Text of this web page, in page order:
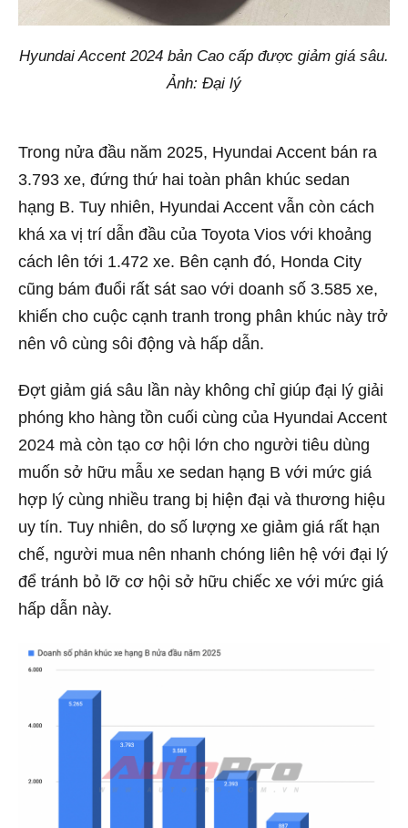
Hyundai Accent 2024 bản Cao cấp được giảm giá sâu.
Ảnh: Đại lý
Trong nửa đầu năm 2025, Hyundai Accent bán ra
3.793 xe, đứng thứ hai toàn phân khúc sedan
hạng B. Tuy nhiên, Hyundai Accent vẫn còn cách
khá xa vị trí dẫn đầu của Toyota Vios với khoảng
cách lên tới 1.472 xe. Bên cạnh đó, Honda City
cũng bám đuổi rất sát sao với doanh số 3.585 xe,
khiến cho cuộc cạnh tranh trong phân khúc này trở
nên vô cùng sôi động và hấp dẫn.
Đợt giảm giá sâu lần này không chỉ giúp đại lý giải
phóng kho hàng tồn cuối cùng của Hyundai Accent
2024 mà còn tạo cơ hội lớn cho người tiêu dùng
muốn sở hữu mẫu xe sedan hạng B với mức giá
hợp lý cùng nhiều trang bị hiện đại và thương hiệu
uy tín. Tuy nhiên, do số lượng xe giảm giá rất hạn
chế, người mua nên nhanh chóng liên hệ với đại lý
để tránh bỏ lỡ cơ hội sở hữu chiếc xe với mức giá
hấp dẫn này.